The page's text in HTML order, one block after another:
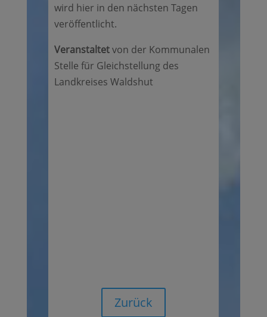
wird hier in den nächsten Tagen
veröffentlicht.
Veranstaltetvon der Kommunalen
Stelle für Gleichstellung des
Landkreises Waldshut
Zurück